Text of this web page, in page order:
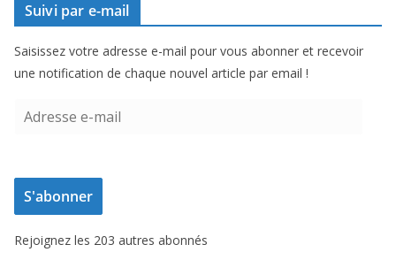
Suivi par e-mail
Saisissez votre adresse e-mail pour vous abonner et recevoir
une notification de chaque nouvel article par email !
e
s
e
S'abonner
Rejoignez les 203 autres abonnés